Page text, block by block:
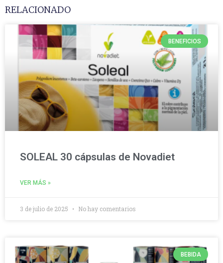
RELACIONADO
BENEFICIOS
SOLEAL 30 cápsulas de Novadiet
VER MÁS »
3 de julio de 2025 No hay comentarios
BEBIDA